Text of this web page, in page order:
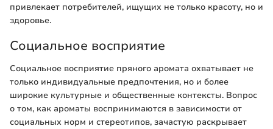
привлекает потребителей, ищущих не только красоту, но и
здоровье.
Социальное восприятие
Социальное восприятие пряного аромата охватывает не
только индивидуальные предпочтения, но и более
широкие культурные и общественные контексты. Вопрос
о том, как ароматы воспринимаются в зависимости от
социальных норм и стереотипов, зачастую раскрывает